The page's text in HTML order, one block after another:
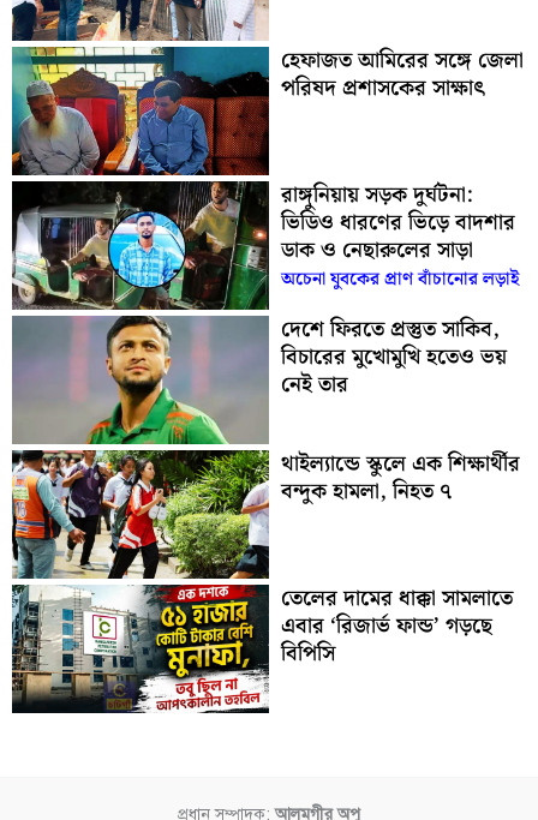
হেফাজত আমিরের সঙ্গে জেলা
পরিষদ প্রশাসকের সাক্ষাৎ
রাঙ্গুনিয়ায় সড়ক দুর্ঘটনা:
ভিডিও ধারণের ভিড়ে বাদশার
ডাক ও নেছারুলের সাড়া
অচেনা যুবকের প্রাণ বাঁচানোর লড়াই
দেশে ফিরতে প্রস্তুত সাকিব,
বিচারের মুখোমুখি হতেও ভয়
নেই তার
থাইল্যান্ডে স্কুলে এক শিক্ষার্থীর
বন্দুক হামলা, নিহত ৭
তেলের দামের ধাক্কা সামলাতে
এবার ‘রিজার্ভ ফান্ড’ গড়ছে
বিপিসি
প্রধান সম্পাদক:আলমগীর অপু